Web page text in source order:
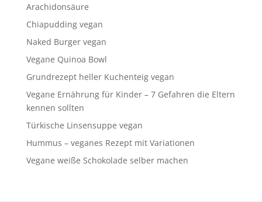
Arachidonsäure
Chiapudding vegan
Naked Burger vegan
Vegane Quinoa Bowl
Grundrezept heller Kuchenteig vegan
Vegane Ernährung für Kinder – 7 Gefahren die Eltern
kennen sollten
Türkische Linsensuppe vegan
Hummus – veganes Rezept mit Variationen
Vegane weiße Schokolade selber machen